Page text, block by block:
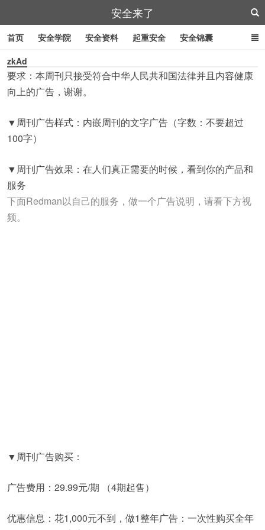
安全来了
首页 安全学院 安全资料 起重安全 安全锦囊
叉车安全
劳防用品
zkAd
要求：本周刊只接受符合中华人民共和国法律并且内容健康
向上的广告，谢谢。
▼周刊广告样式：内嵌周刊的文字广告（字数：不要超过
100字）
▼周刊广告效果：在人们真正需要的时候，看到你的产品和
服务
下面Redman以自己的服务，做一个广告说明，请看下方视
频。
▼周刊广告购买：
广告费用：29.99元/期 （4期起售）
优惠信息：花1,000元不到，做1整年广告：一次性购买全年